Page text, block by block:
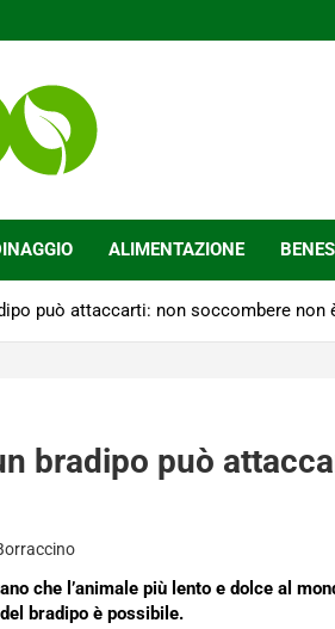
ALIMENTAZIONE
può attaccarti: non soccombere non
bradipo può
che l’animale più lento e dolce al
bradipo è possibile.